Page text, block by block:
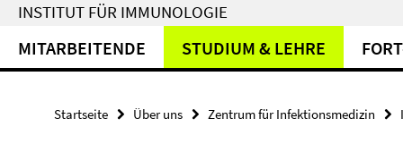
INSTITUT FÜR IMMUNOLOGIE
MITARBEITENDE STUDIUM & LEHRE
Startseite Über uns Zentrum für Infektionsmedizin